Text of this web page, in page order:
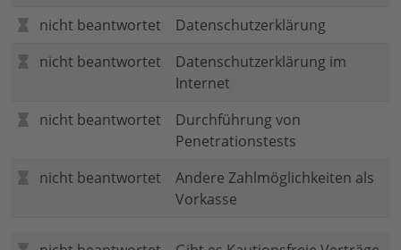
nicht beantwortet
Datenschutzerklärung
nicht beantwortet
Datenschutzerklärung im
Internet
nicht beantwortet
Durchführung von
Penetrationstests
nicht beantwortet
Andere Zahlmöglichkeiten als
Vorkasse